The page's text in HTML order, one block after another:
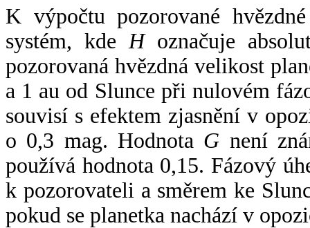
K výpočtu pozorované
systém, kde Hoznačuje
pozorovaná hvězdná velikost
a 1 au od Slunce při nulovém
souvisí s efektem zjasnění v
o 0,3 mag. Hodnota G není
používá hodnota 0,15. Fázový
k pozorovateli a směrem ke
pokud se planetka nachází v